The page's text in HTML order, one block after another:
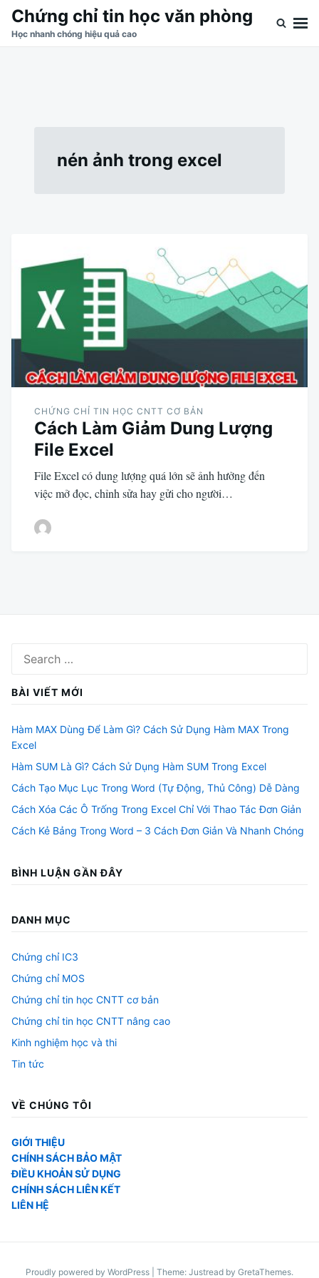
SkipSearch
for:
Chứng chỉ tin học văn phòng
Học nhanh chóng hiệu quả cao
nén ảnh trong excel
CHỨNG CHỈ TIN HỌC CNTT CƠ BẢN
Cách Làm Giảm Dung Lượng
File Excel
File Excel có dung lượng quá lớn sẽ ảnh hưởng đến
việc mở đọc, chỉnh sửa hay gửi cho người…
for:
BÀI VIẾT MỚI
Hàm MAX Dùng Để Làm Gì? Cách Sử Dụng Hàm MAX Trong
Excel
Hàm SUM Là Gì? Cách Sử Dụng Hàm SUM Trong Excel
Cách Tạo Mục Lục Trong Word (Tự Động, Thủ Công) Dễ Dàng
Cách Xóa Các Ô Trống Trong Excel Chỉ Với Thao Tác Đơn Giản
Cách Kẻ Bảng Trong Word – 3 Cách Đơn Giản Và Nhanh Chóng
BÌNH LUẬN GẦN ĐÂY
DANH MỤC
Chứng chỉ IC3
Chứng chỉ MOS
Chứng chỉ tin học CNTT cơ bản
Chứng chỉ tin học CNTT nâng cao
Kinh nghiệm học và thi
Tin tức
VỀ CHÚNG TÔI
GIỚI THIỆU
CHÍNH SÁCH BẢO MẬT
ĐIỀU KHOẢN SỬ DỤNG
CHÍNH SÁCH LIÊN KẾT
LIÊN HỆ
Proudly powered by WordPress Theme: Justread by GretaThemes.